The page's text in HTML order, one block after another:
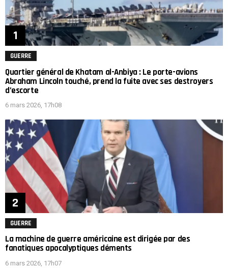
GUERRE
Quartier général de Khatam al-Anbiya : Le porte-avions
Abraham Lincoln touché, prend la fuite avec ses destroyers
d’escorte
6 mars 2026, 17h08
GUERRE
La machine de guerre américaine est dirigée par des
fanatiques apocalyptiques déments
6 mars 2026, 17h07